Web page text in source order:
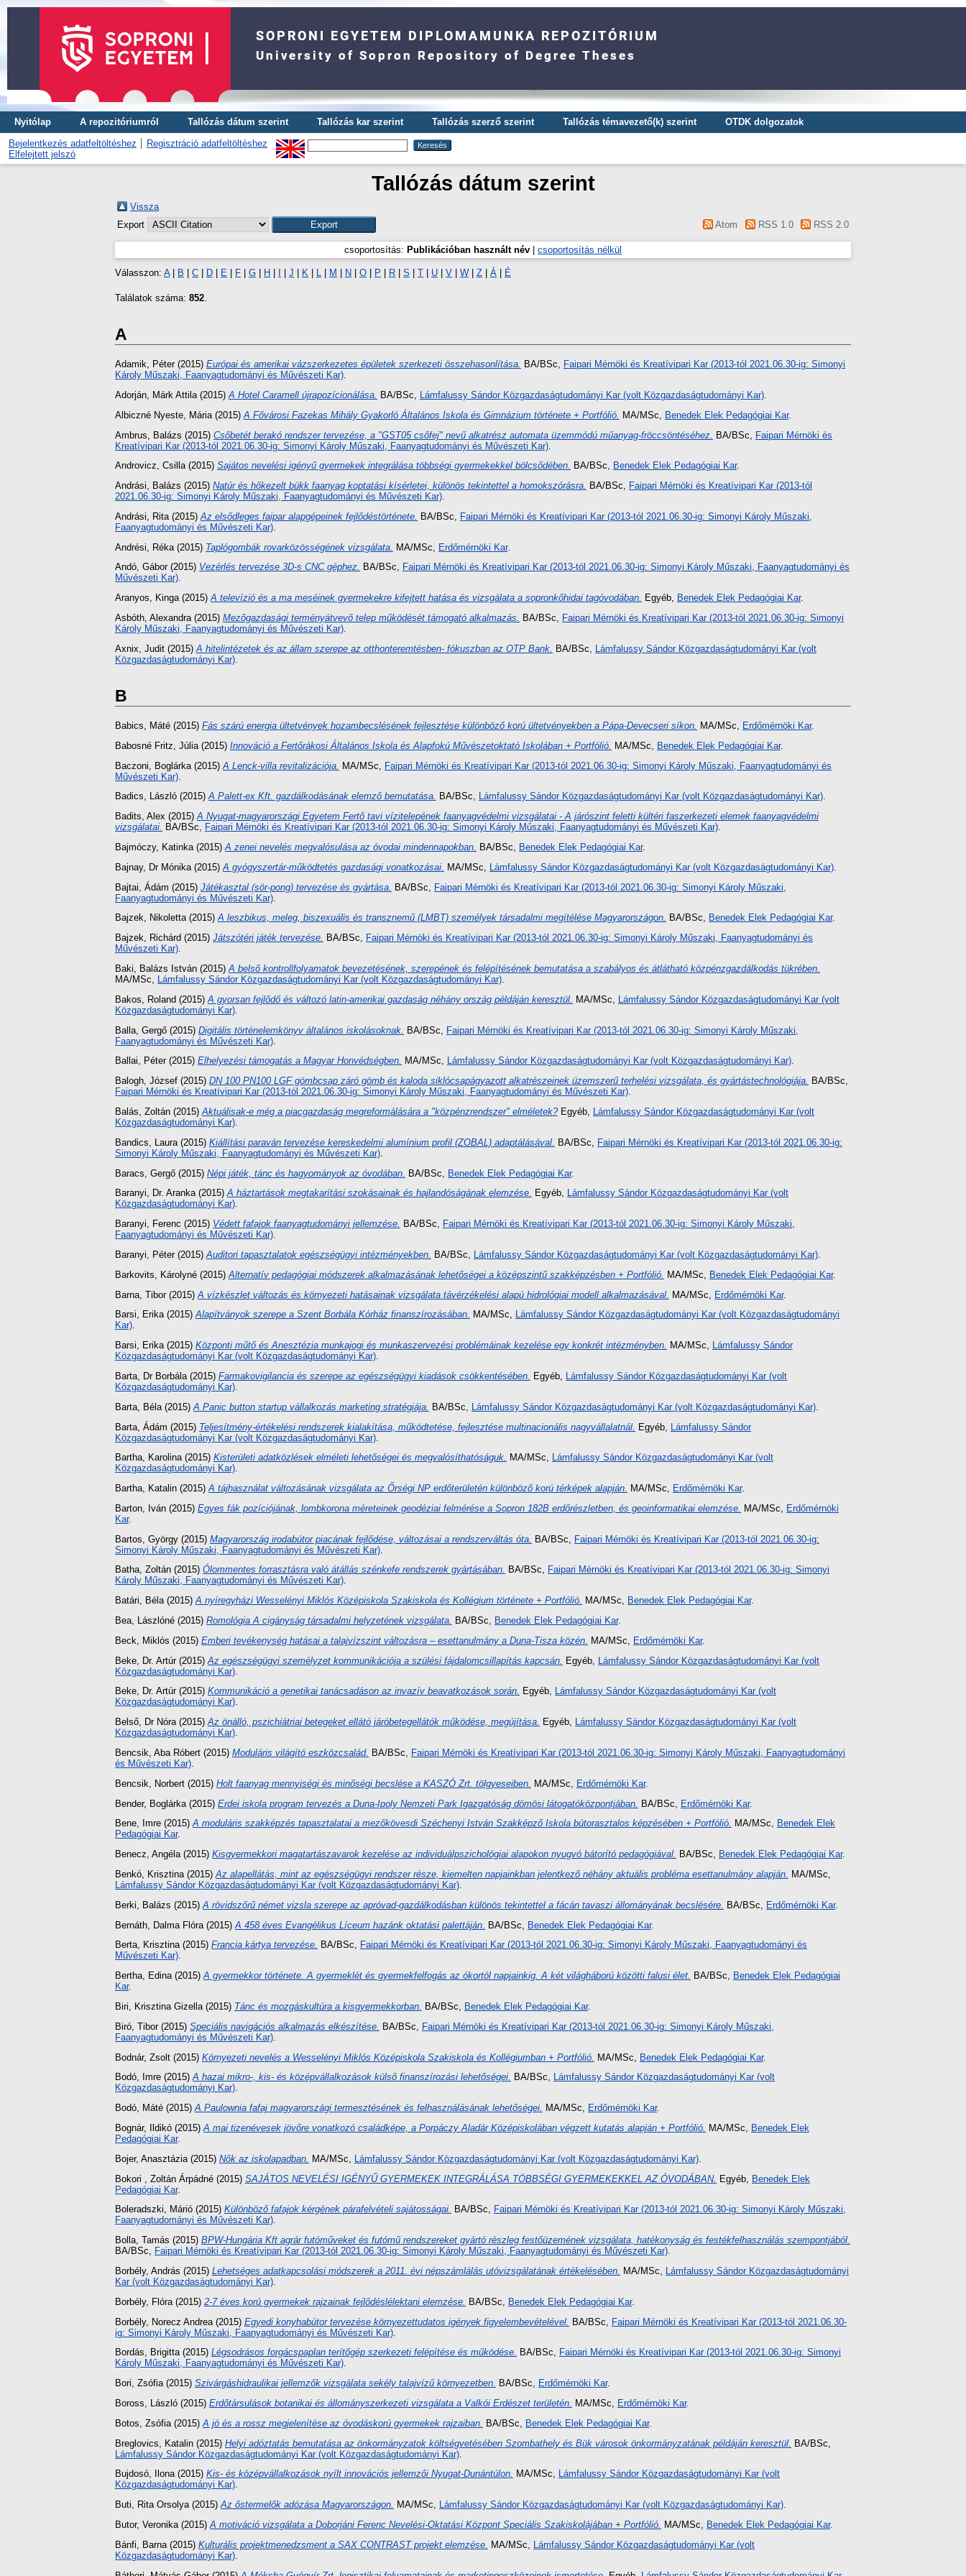
Nyitólap A repozitóriumról Tallózás dátum szerint Tallózás kar szerint Tallózás szerző szerint Tallózás témavezető(k) szerint
OTDK dolgozatok
Bejelentkezés adatfeltöltéshez
Regisztráció adatfeltöltéshez
Elfelejtett jelszó
Tallózás dátum szerint
Vissza
Export
Atom RSS 1.0 RSS 2.0
csoportosítás: Publikációban használt név csoportosítás nélkül
Válasszon: A| B C D E F G H J K L M N O P R S T U V W Z Á É
Találatok száma: 852.
A
Adamik, Péter(2015) Európai és amerikai vázszerkezetes épületek szerkezeti összehasonlítása. BA/BSc, Faipari Mérnöki és Kreatívipari Kar (2013-tól 2021.06.30-ig: Simonyi
Károly Műszaki, Faanyagtudományi és Művészeti Kar).
Adorján, Márk Attila (2015) A Hotel Caramell újrapozícionálása. BA/BSc, Lámfalussy Sándor Közgazdaságtudományi Kar (volt Közgazdaságtudományi Kar)
Albiczné Nyeste, Mária (2015) A Fővárosi Fazekas Mihály Gyakorló Általános Iskola és Gimnázium története + Portfólió. MA/MSc, Benedek Elek Pedagógiai Kar.
Ambrus, Balázs (2015) Csőbetét berakó rendszer tervezése, a "GST05 csőfej" nevű alkatrész automata üzemmódú műanyag-fröccsöntéséhez. BA/BSc, Faipari Mérnöki és
Kreatívipari Kar (2013-tól 2021.06.30-ig: Simonyi Károly Műszaki, Faanyagtudományi és Művészeti Kar)
Androvicz, Csilla(2015) Sajátos nevelési igényű gyermekek integrálása többségi gyermekekkel bölcsődében. BA/BSc, Benedek Elek Pedagógiai Kar.
Andrási, Balázs (2015) Natúr és hőkezelt bükk faanyag koptatási kísérletei, különös tekintettel a homokszórásra. BA/BSc, Faipari Mérnöki és Kreatívipari Kar (2013-tól
2021.06.30-ig: Simonyi Károly Műszaki, Faanyagtudományi és Művészeti Kar).
Andrási, Rita (2015) Az elsődleges faipar alapgépeinek fejlődéstörténete. BA/BSc,
Faipari Mérnöki és Kreatívipari Kar (2013-tól 2021.06.30-ig: Simonyi Károly Műszaki,
Faanyagtudományi és Művészeti Kar)
Andrési, Réka (2015) Taplógombák rovarközösségének vizsgálata. MA/MSc, Erdőmérnöki Kar.
Andó, Gábor(2015) Vezérlés tervezése 3D-s CNC géphez. BA/BSc, Faipari Mérnöki és Kreatívipari Kar (2013-tól 2021.06.30-ig: Simonyi Károly Műszaki, Faanyagtudományi és
Művészeti Kar).
Aranyos, Kinga(2015)A televízió és a ma meséinek gyermekekre kifejtett hatása és vizsgálata a sopronkőhidai tagóvodában. Egyéb, Benedek Elek Pedagógiai Kar.
Asbóth, Alexandra(2015) Mezőgazdasági terményátvevő telep működését támogató alkalmazás. BA/BSc, Faipari Mérnöki és Kreatívipari Kar (2013-tól 2021.06.30-ig: Simonyi
Károly Műszaki, Faanyagtudományi és Művészeti Kar).
Axnix, Judit (2015) A hitelintézetek és az állam szerepe az otthonteremtésben- fókuszban az OTP Bank. BA/BSc,
Lámfalussy Sándor Közgazdaságtudományi Kar (volt
Közgazdaságtudományi Kar)
B
Babics, Máté (2015) Fás szárú energia ültetvények hozambecslésének fejlesztése különböző korú ültetvényekben a Pápa-Devecseri síkon. MA/MSc, Erdőmérnöki Kar.
Babosné Fritz, Júlia (2015) Innováció a Fertőrákosi Általános Iskola és Alapfokú Művészetoktató Iskolában + Portfólió. MA/MSc, Benedek Elek Pedagógiai Kar.
Baczoni, Boglárka (2015) A Lenck-villa revitalizációja. MA/MSc, Faipari Mérnöki és Kreatívipari Kar (2013-tól 2021.06.30-ig: Simonyi Károly Műszaki, Faanyagtudományi és
Művészeti Kar)
Badics, László (2015)A Palett-ex Kft. gazdálkodásának elemző bemutatása. BA/BSc, Lámfalussy Sándor Közgazdaságtudományi Kar (volt Közgazdaságtudományi Kar).
Badits, Alex (2015)A Nyugat-magyarországi Egyetem Fertő tavi vízitelepének faanyagvédelmi vizsgálatai - A járószint feletti kültéri faszerkezeti elemek faanyagvédelmi
vizsgálatai. BA/BSc, Faipari Mérnöki és Kreatívipari Kar (2013-tól 2021.06.30-ig: Simonyi Károly Műszaki, Faanyagtudományi és Művészeti Kar).
Bajmóczy, Katinka (2015) A zenei nevelés megvalósulása az óvodai mindennapokban. BA/BSc, Benedek Elek Pedagógiai Kar.
Bajnay, Dr Mónika (2015) A gyógyszertár-működtetés gazdasági vonatkozásai. MA/MSc, Lámfalussy Sándor Közgazdaságtudományi Kar (volt Közgazdaságtudományi Kar)
Bajtai, Ádám (2015) Játékasztal (sör-pong) tervezése és gyártása. BA/BSc, Faipari Mérnöki és Kreatívipari Kar (2013-tól 2021.06.30-ig: Simonyi Károly Műszaki,
Faanyagtudományi és Művészeti Kar)
Bajzek, Nikoletta(2015)A leszbikus, meleg, biszexuális és transznemű (LMBT) személyek társadalmi megítélése Magyarországon. BA/BSc, Benedek Elek Pedagógiai Kar.
Bajzek, Richárd (2015) Játszótéri játék tervezése. BA/BSc, Faipari Mérnöki és Kreatívipari Kar (2013-tól 2021.06.30-ig: Simonyi Károly Műszaki, Faanyagtudományi és
Művészeti Kar).
Baki, Balázs István (2015) A belső kontrollfolyamatok bevezetésének, szerepének és felépítésének bemutatása a szabályos és átlátható közpénzgazdálkodás tükrében.
MA/MSc,
Lámfalussy Sándor Közgazdaságtudományi Kar (volt Közgazdaságtudományi Kar)
Bakos, Roland (2015) A gyorsan fejlődő és változó latin-amerikai gazdaság néhány ország példáján keresztül. MA/MSc,
Lámfalussy Sándor Közgazdaságtudományi Kar (volt
Közgazdaságtudományi Kar)
Balla, Gergő (2015) Digitális történelemkönyv általános iskolásoknak. BA/BSc, Faipari Mérnöki és Kreatívipari Kar (2013-tól 2021.06.30-ig: Simonyi Károly Műszaki,
Faanyagtudományi és Művészeti Kar)
Ballai, Péter(2015) Elhelyezési támogatás a Magyar Honvédségben. MA/MSc, Lámfalussy Sándor Közgazdaságtudományi Kar (volt Közgazdaságtudományi Kar).
Balogh, József (2015) DN 100 PN100 LGF gömbcsap záró gömb és kaloda siklócsapágyazott alkatrészeinek üzemszerű terhelési vizsgálata, és gyártástechnológiája. BA/BSc,
Faipari Mérnöki és Kreatívipari Kar (2013-tól 2021.06.30-ig: Simonyi Károly Műszaki, Faanyagtudományi és Művészeti Kar).
Balás, Zoltán (2015) Aktuálisak-e még a piacgazdaság megreformálására a "közpénzrendszer" elméletek?Egyéb,
Lámfalussy Sándor Közgazdaságtudományi Kar (volt
Közgazdaságtudományi Kar)
Bandics, Laura (2015) Kiállítási paraván tervezése kereskedelmi alumínium profil (ZOBAL) adaptálásával. BA/BSc, Faipari Mérnöki és Kreatívipari Kar (2013-tól 2021.06.30-ig:
Simonyi Károly Műszaki, Faanyagtudományi és Művészeti Kar)
Baracs, Gergő (2015) Népi játék, tánc és hagyományok az óvodában. BA/BSc, Benedek Elek Pedagógiai Kar.
Baranyi, Dr. Aranka(2015)A háztartások megtakarítási szokásainak és hajlandóságának elemzése. Egyéb, Lámfalussy Sándor Közgazdaságtudományi Kar (volt
Közgazdaságtudományi Kar).
Baranyi, Ferenc (2015) Védett fafajok faanyagtudományi jellemzése. BA/BSc, Faipari Mérnöki és Kreatívipari Kar (2013-tól 2021.06.30-ig: Simonyi Károly Műszaki,
Faanyagtudományi és Művészeti Kar).
Baranyi, Péter(2015) Auditori tapasztalatok egészségügyi intézményekben. BA/BSc, Lámfalussy Sándor Közgazdaságtudományi Kar (volt Közgazdaságtudományi Kar)
Barkovits, Károlyné (2015) Alternatív pedagógiai módszerek alkalmazásának lehetőségei a középszintű szakképzésben + Portfólió. MA/MSc, Benedek Elek Pedagógiai Kar.
Barna, Tibor(2015) A vízkészlet változás és környezeti hatásainak vizsgálata távérzékelési alapú hidrológiai modell alkalmazásával. MA/MSc, Erdőmérnöki Kar.
Barsi, Erika(2015)Alapítványok szerepe a Szent Borbála Kórház finanszírozásában. MA/MSc, Lámfalussy Sándor Közgazdaságtudományi Kar (volt Közgazdaságtudományi
Kar).
Barsi, Erika(2015) Központi műtő és Anesztézia munkajogi és munkaszervezési problémáinak kezelése egy konkrét intézményben. MA/MSc, Lámfalussy Sándor
Közgazdaságtudományi Kar (volt Közgazdaságtudományi Kar).
Barta, Dr Borbála (2015) Farmakovigilancia és szerepe az egészségügyi kiadások csökkentésében. Egyéb,
Lámfalussy Sándor Közgazdaságtudományi Kar (volt
Közgazdaságtudományi Kar)
Barta, Béla (2015) A Panic button startup vállalkozás marketing stratégiája. BA/BSc, Lámfalussy Sándor Közgazdaságtudományi Kar (volt Közgazdaságtudományi Kar)
Barta, Ádám (2015) Teljesítmény-értékelési rendszerek kialakítása, működtetése, fejlesztése multinacionális nagyvállalatnál. Egyéb, Lámfalussy Sándor
Közgazdaságtudományi Kar (volt Közgazdaságtudományi Kar)
Bartha, Karolina(2015) Kisterületi adatközlések elméleti lehetőségei és megvalósíthatóságuk. MA/MSc, Lámfalussy Sándor Közgazdaságtudományi Kar (volt
Közgazdaságtudományi Kar).
Bartha, Katalin (2015)A tájhasználat változásának vizsgálata az Őrségi NP erdőterületén különböző korú térképek alapján. MA/MSc, Erdőmérnöki Kar.
Barton, Iván (2015) Egyes fák pozíciójának, lombkorona méreteinek geodéziai felmérése a Sopron 182B erdőrészletben, és geoinformatikai elemzése. MA/MSc,
Erdőmérnöki
Kar.
Bartos, György (2015) Magyarország irodabútor piacának fejlődése, változásai a rendszerváltás óta. BA/BSc, Faipari Mérnöki és Kreatívipari Kar (2013-tól 2021.06.30-ig:
Simonyi Károly Műszaki, Faanyagtudományi és Művészeti Kar)
Batha, Zoltán (2015) Ólommentes forrasztásra való átállás szénkefe rendszerek gyártásában. BA/BSc, Faipari Mérnöki és Kreatívipari Kar (2013-tól 2021.06.30-ig: Simonyi
Károly Műszaki, Faanyagtudományi és Művészeti Kar).
Batári, Béla(2015)A nyíregyházi Wesselényi Miklós Középiskola Szakiskola és Kollégium története + Portfólió. MA/MSc, Benedek Elek Pedagógiai Kar.
Bea, Lászlóné (2015) Romológia A cigányság társadalmi helyzetének vizsgálata. BA/BSc, Benedek Elek Pedagógiai Kar.
Beck, Miklós (2015) Emberi tevékenység hatásai a talajvízszint változásra – esettanulmány a Duna-Tisza közén. MA/MSc, Erdőmérnöki Kar.
Beke, Dr. Artúr(2015) Az egészségügyi személyzet kommunikációja a szülési fájdalomcsillapítás kapcsán. Egyéb, Lámfalussy Sándor Közgazdaságtudományi Kar (volt
Közgazdaságtudományi Kar)
Beke, Dr. Artúr(2015) Kommunikáció a genetikai tanácsadáson az invazív beavatkozások során. Egyéb, Lámfalussy Sándor Közgazdaságtudományi Kar (volt
Közgazdaságtudományi Kar).
Belső, Dr Nóra(2015)Az önálló, pszichiátriai betegeket ellátó járóbetegellátók működése, megújítása. Egyéb, Lámfalussy Sándor Közgazdaságtudományi Kar (volt
Közgazdaságtudományi Kar).
Bencsik, Aba Róbert (2015) Moduláris világító eszközcsalád. BA/BSc, Faipari Mérnöki és Kreatívipari Kar (2013-tól 2021.06.30-ig: Simonyi Károly Műszaki, Faanyagtudományi
és Művészeti Kar).
Bencsik, Norbert (2015) Holt faanyag mennyiségi és minőségi becslése a KASZÓ Zrt. tölgyeseiben. MA/MSc, Erdőmérnöki Kar.
Bender, Boglárka (2015) Erdei iskola program tervezés a Duna-Ipoly Nemzeti Park Igazgatóság dömösi látogatóközpontjában. BA/BSc, Erdőmérnöki Kar.
Bene, Imre (2015)A moduláris szakképzés tapasztalatai a mezőkövesdi Széchenyi István Szakképző Iskola bútorasztalos képzésében + Portfólió. MA/MSc, Benedek Elek
Pedagógiai Kar.
Benecz, Angéla(2015) Kisgyermekkori magatartászavarok kezelése az individuálpszichológiai alapokon nyugvó bátorító pedagógiával. BA/BSc, Benedek Elek Pedagógiai Kar.
Benkó, Krisztina(2015)Az alapellátás, mint az egészségügyi rendszer része, kiemelten napjainkban jelentkező néhány aktuális probléma esettanulmány alapján. MA/MSc,
Lámfalussy Sándor Közgazdaságtudományi Kar (volt Közgazdaságtudományi Kar).
Berki, Balázs (2015) A rövidszőrű német vizsla szerepe az apróvad-gazdálkodásban különös tekintettel a fácán tavaszi állományának becslésére. BA/BSc, Erdőmérnöki Kar.
Bernáth, Dalma Flóra (2015) A 458 éves Evangélikus Líceum hazánk oktatási palettáján. BA/BSc, Benedek Elek Pedagógiai Kar.
Berta, Krisztina(2015) Francia kártya tervezése. BA/BSc, Faipari Mérnöki és Kreatívipari Kar (2013-tól 2021.06.30-ig: Simonyi Károly Műszaki, Faanyagtudományi és
Művészeti Kar).
Bertha, Edina(2015)A gyermekkor története. A gyermeklét és gyermekfelfogás az ókortól napjainkig. A két világháború közötti falusi élet. BA/BSc, Benedek Elek Pedagógiai
Kar.
Biri, Krisztina Gizella(2015) Tánc és mozgáskultúra a kisgyermekkorban. BA/BSc, Benedek Elek Pedagógiai Kar.
Biró, Tibor(2015) Speciális navigációs alkalmazás elkészítése. BA/BSc,
Faipari Mérnöki és Kreatívipari Kar (2013-tól 2021.06.30-ig: Simonyi Károly Műszaki,
Faanyagtudományi és Művészeti Kar)
Bodnár, Zsolt (2015) Környezeti nevelés a Wesselényi Miklós Középiskola Szakiskola és Kollégiumban + Portfólió. MA/MSc, Benedek Elek Pedagógiai Kar.
Bodó, Imre (2015)A hazai mikro-, kis- és középvállalkozások külső finanszírozási lehetőségei. BA/BSc, Lámfalussy Sándor Közgazdaságtudományi Kar (volt
Közgazdaságtudományi Kar).
Bodó, Máté (2015)A Paulownia fafaj magyarországi termesztésének és felhasználásának lehetőségei. MA/MSc, Erdőmérnöki Kar.
Bognár, Ildikó (2015)A mai tizenévesek jövőre vonatkozó családképe, a Porpáczy Aladár Középiskolában végzett kutatás alapján + Portfólió. MA/MSc, Benedek Elek
Pedagógiai Kar.
Bojer, Anasztázia (2015) Nők az iskolapadban. MA/MSc, Lámfalussy Sándor Közgazdaságtudományi Kar (volt Közgazdaságtudományi Kar)
Bokori , Zoltán Árpádné (2015) SAJÁTOS NEVELÉSI IGÉNYŰ GYERMEKEK INTEGRÁLÁSA TÖBBSÉGI GYERMEKEKKEL AZ ÓVODÁBAN. Egyéb, Benedek Elek
Pedagógiai Kar.
Boleradszki, Márió (2015) Különböző fafajok kérgének párafelvételi sajátosságai. BA/BSc, Faipari Mérnöki és Kreatívipari Kar (2013-tól 2021.06.30-ig: Simonyi Károly Műszaki,
Faanyagtudományi és Művészeti Kar).
Bolla, Tamás (2015) BPW-Hungária Kft agrár futóműveket és futómű rendszereket gyártó részleg festőüzemének vizsgálata, hatékonyság és festékfelhasználás szempontjából.
BA/BSc, Faipari Mérnöki és Kreatívipari Kar (2013-tól 2021.06.30-ig: Simonyi Károly Műszaki, Faanyagtudományi és Művészeti Kar).
Borbély, András (2015) Lehetséges adatkapcsolási módszerek a 2011. évi népszámlálás utóvizsgálatának értékelésében. MA/MSc, Lámfalussy Sándor Közgazdaságtudományi
Kar (volt Közgazdaságtudományi Kar).
Borbély, Flóra (2015) 2-7 éves korú gyermekek rajzainak fejlődéslélektani elemzése. BA/BSc, Benedek Elek Pedagógiai Kar.
Borbély, Norecz Andrea (2015) Egyedi konyhabútor tervezése környezettudatos igények figyelembevételével. BA/BSc, Faipari Mérnöki és Kreatívipari Kar (2013-tól 2021.06.30-
ig: Simonyi Károly Műszaki, Faanyagtudományi és Művészeti Kar)
Bordás, Brigitta(2015) Légsodrásos forgácspaplan terítőgép szerkezeti felépítése és működése. BA/BSc, Faipari Mérnöki és Kreatívipari Kar (2013-tól 2021.06.30-ig: Simonyi
Károly Műszaki, Faanyagtudományi és Művészeti Kar).
Bori, Zsófia(2015) Szivárgáshidraulikai jellemzők vizsgálata sekély talajvízű környezetben. BA/BSc, Erdőmérnöki Kar.
Boross, László (2015) Erdőtársulások botanikai és állományszerkezeti vizsgálata a Valkói Erdészet területén. MA/MSc, Erdőmérnöki Kar.
Botos, Zsófia (2015) A jó és a rossz megjelenítése az óvodáskorú gyermekek rajzaiban. BA/BSc, Benedek Elek Pedagógiai Kar.
Breglovics, Katalin (2015) Helyi adóztatás bemutatása az önkormányzatok költségvetésében Szombathely és Bük városok önkormányzatának példáján keresztül. BA/BSc,
Lámfalussy Sándor Közgazdaságtudományi Kar (volt Közgazdaságtudományi Kar)
Bujdosó, Ilona(2015) Kis- és középvállalkozások nyílt innovációs jellemzői Nyugat-Dunántúlon. MA/MSc, Lámfalussy Sándor Közgazdaságtudományi Kar (volt
Közgazdaságtudományi Kar).
Buti, Rita Orsolya(2015)Az őstermelők adózása Magyarországon. MA/MSc, Lámfalussy Sándor Közgazdaságtudományi Kar (volt Közgazdaságtudományi Kar).
Butor, Veronika (2015) A motiváció vizsgálata a Doborjáni Ferenc Nevelési-Oktatási Központ Speciális Szakiskolájában + Portfólió. MA/MSc, Benedek Elek Pedagógiai Kar.
Bánfi, Barna (2015) Kulturális projektmenedzsment a SAX CONTRAST projekt elemzése. MA/MSc,
Lámfalussy Sándor Közgazdaságtudományi Kar (volt
Közgazdaságtudományi Kar)